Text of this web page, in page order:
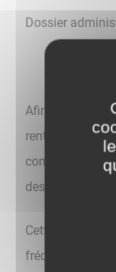
Dossier
Afin de pouvoir
rentrée , un
complété,
des pièces
Cette
fréquentant les